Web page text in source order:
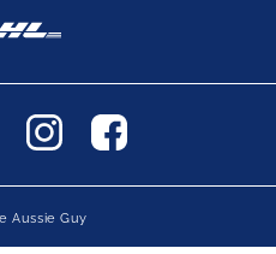
Aussie Guy